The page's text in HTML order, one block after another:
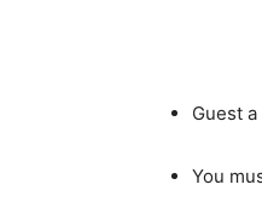
Guest a
You